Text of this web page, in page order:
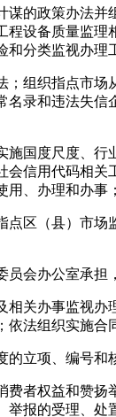
政策办法并
设备质量监
分类监视办理
织指点市场
录和违法失
度尺度、行
信用代码相
、办理和办事
（县）市场
办公室承担
办事监视办
法组织实施合
项、编号和
权益和赞扬
报的受理、处